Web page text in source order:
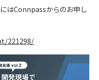
はConnpassからのお申し
221298/